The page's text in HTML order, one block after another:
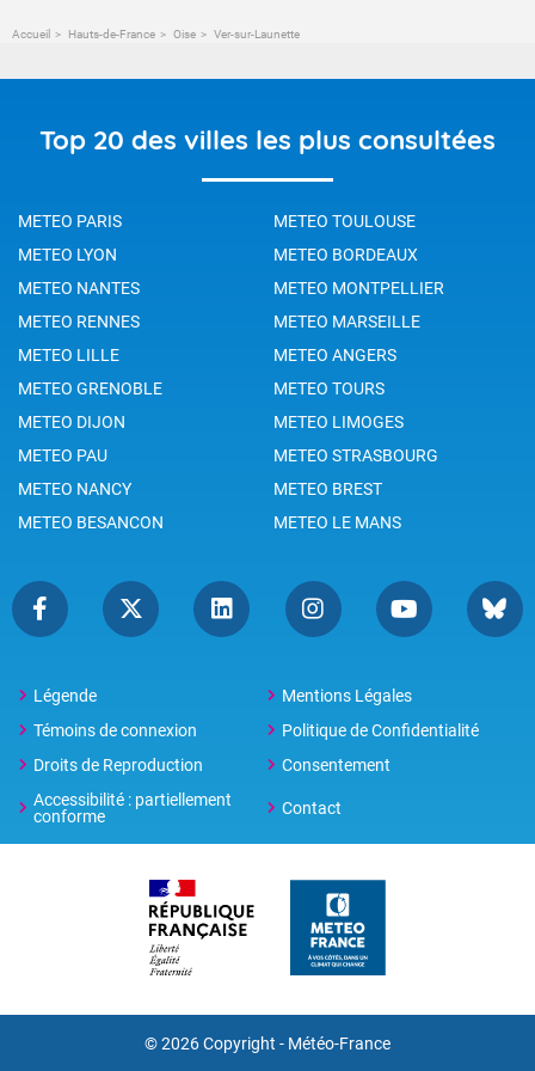
Accueil Hauts-de-France Oise Ver-sur-Launette
Top 20 des villes les plus consultées
METEO PARIS
METEO TOULOUSE
METEO LYON
METEO BORDEAUX
METEO NANTES
METEO MONTPELLIER
METEO RENNES
METEO MARSEILLE
METEO LILLE
METEO ANGERS
METEO GRENOBLE
METEO TOURS
METEO DIJON
METEO LIMOGES
METEO PAU
METEO STRASBOURG
METEO NANCY
METEO BREST
METEO BESANCON
METEO LE MANS
Légende
Mentions Légales
Témoins de connexion
Politique de Confidentialité
Droits de Reproduction
Consentement
Accessibilité : partiellement
conforme
Contact
© 2026 Copyright - Météo-France